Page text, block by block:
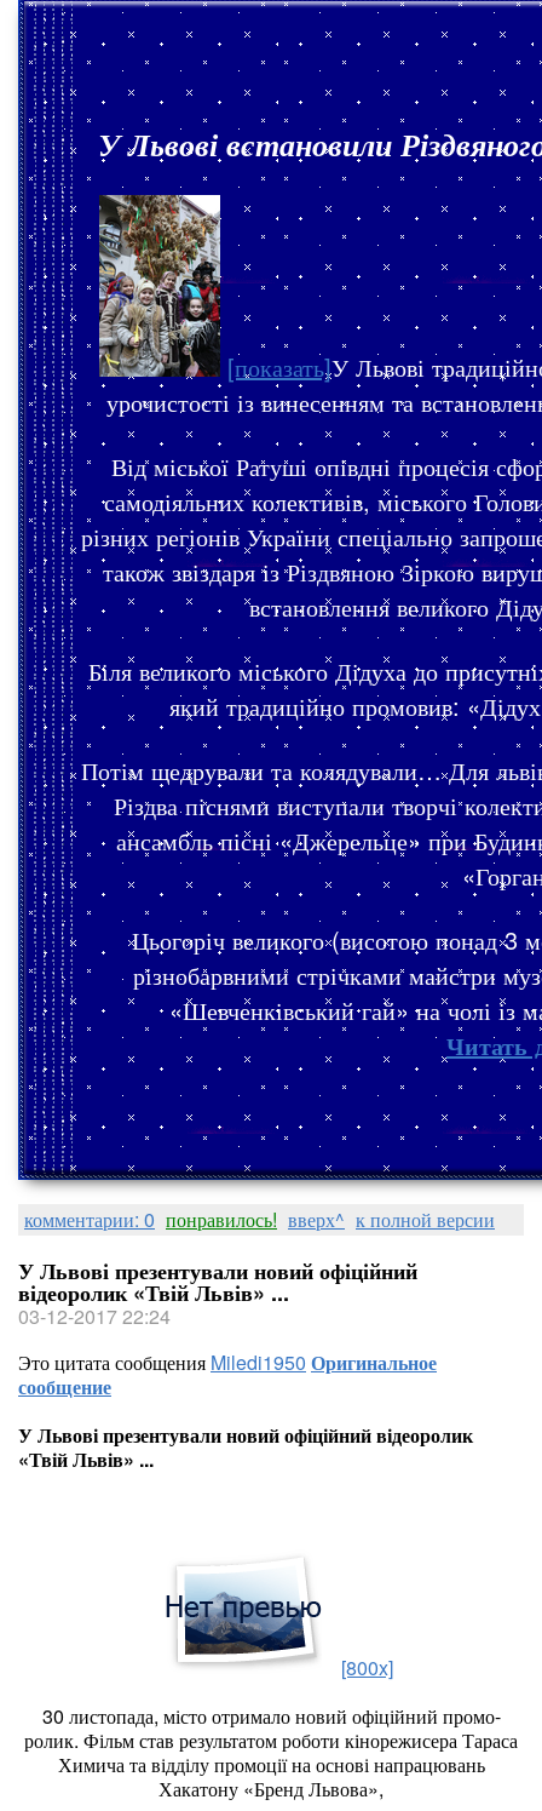
У Львові встановили
[показать]У Львові
урочистості із винесенням та
Від міської Ратуші опівдні процесія
самодіяльних колективів, міського
різних регіонів України спеціально
також звіздаря із Різдвяною Зіркою
встановлення великого
Біля великого міського Дідуха до
який традиційно промовив:
Потім щедрували та колядували… Для
Різдва піснями виступали творчі
ансамбль пісні «Джерельце» при
Цьогоріч великого (висотою понад 3
різнобарвними стрічками майстри
«Шевченківський гай» на чолі
Читать
комментарии: 0 понравилось! вверх^ к полной версии
У Львові презентували новий офіційний
відеоролик «Твій Львів» ...
03-12-2017 22:24
Это цитата сообщения Miledi1950 Оригинальное
сообщение
У Львові презентували новий офіційний відеоролик
«Твій Львів» ...
[800x]
30 листопада, місто отримало новий офіційний промо-
ролик. Фільм став результатом роботи кінорежисера Тараса
Химича та відділу промоції на основі напрацювань
Хакатону «Бренд Львова»,